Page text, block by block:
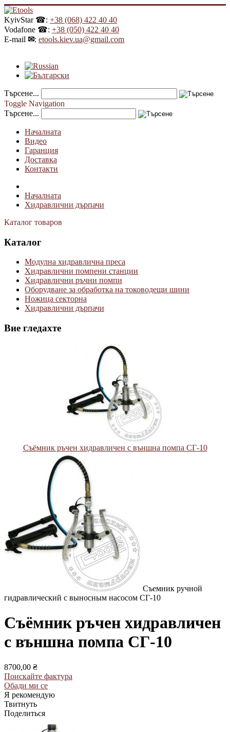
KyivStar ☎: +38 (068) 422 40 40
Vodafone ☎: +38 (050) 422 40 40
E-mail ✉: etools.kiev.ua@gmail.com
Търсене...
Toggle Navigation
Търсене...
Началната
Видео
Гаранция
Доставка
Контакти
Началната
Хидравлични дърпачи
Каталог товаров
Каталог
Модулна хидравлична преса
Хидравлични помпени станции
Хидравлични ръчни помпи
Оборудване за обработка на тоководещи шини
Ножица секторна
Хидравлични дърпачи
Вие гледахте
Съёмник ръчен хидравличен с външна помпа СГ-10
Съемник ручной
гидравлический с выносным насосом СГ-10
Съёмник ръчен хидравличен
с външна помпа СГ-10
8700,00 ₴
Поискайте фактура
Обади ми се
Я рекомендую
Твитнуть
Поделиться